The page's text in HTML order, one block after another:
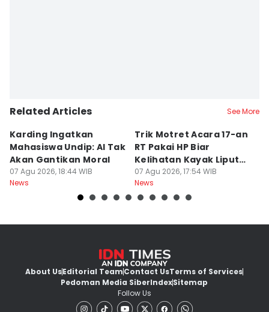
Related Articles See More
Karding Ingatkan
Mahasiswa Undip: AI Tak
Akan Gantikan Moral
07 Agu 2026, 18:44 WIB
News
Trik Motret Acara 17-an
RT Pakai HP Biar
Kelihatan Kayak Liputan
Festival Nasional
07 Agu 2026, 17:54 WIB
News
About UsEditorial TeamContact UsTerms of Services
Pedoman Media SiberIndexSitemap
Follow Us